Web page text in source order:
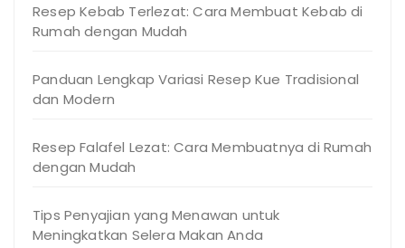
Resep Kebab Terlezat: Cara Membuat Kebab di
Rumah dengan Mudah
Panduan Lengkap Variasi Resep Kue Tradisional
dan Modern
Resep Falafel Lezat: Cara Membuatnya di Rumah
dengan Mudah
Tips Penyajian yang Menawan untuk
Meningkatkan Selera Makan Anda